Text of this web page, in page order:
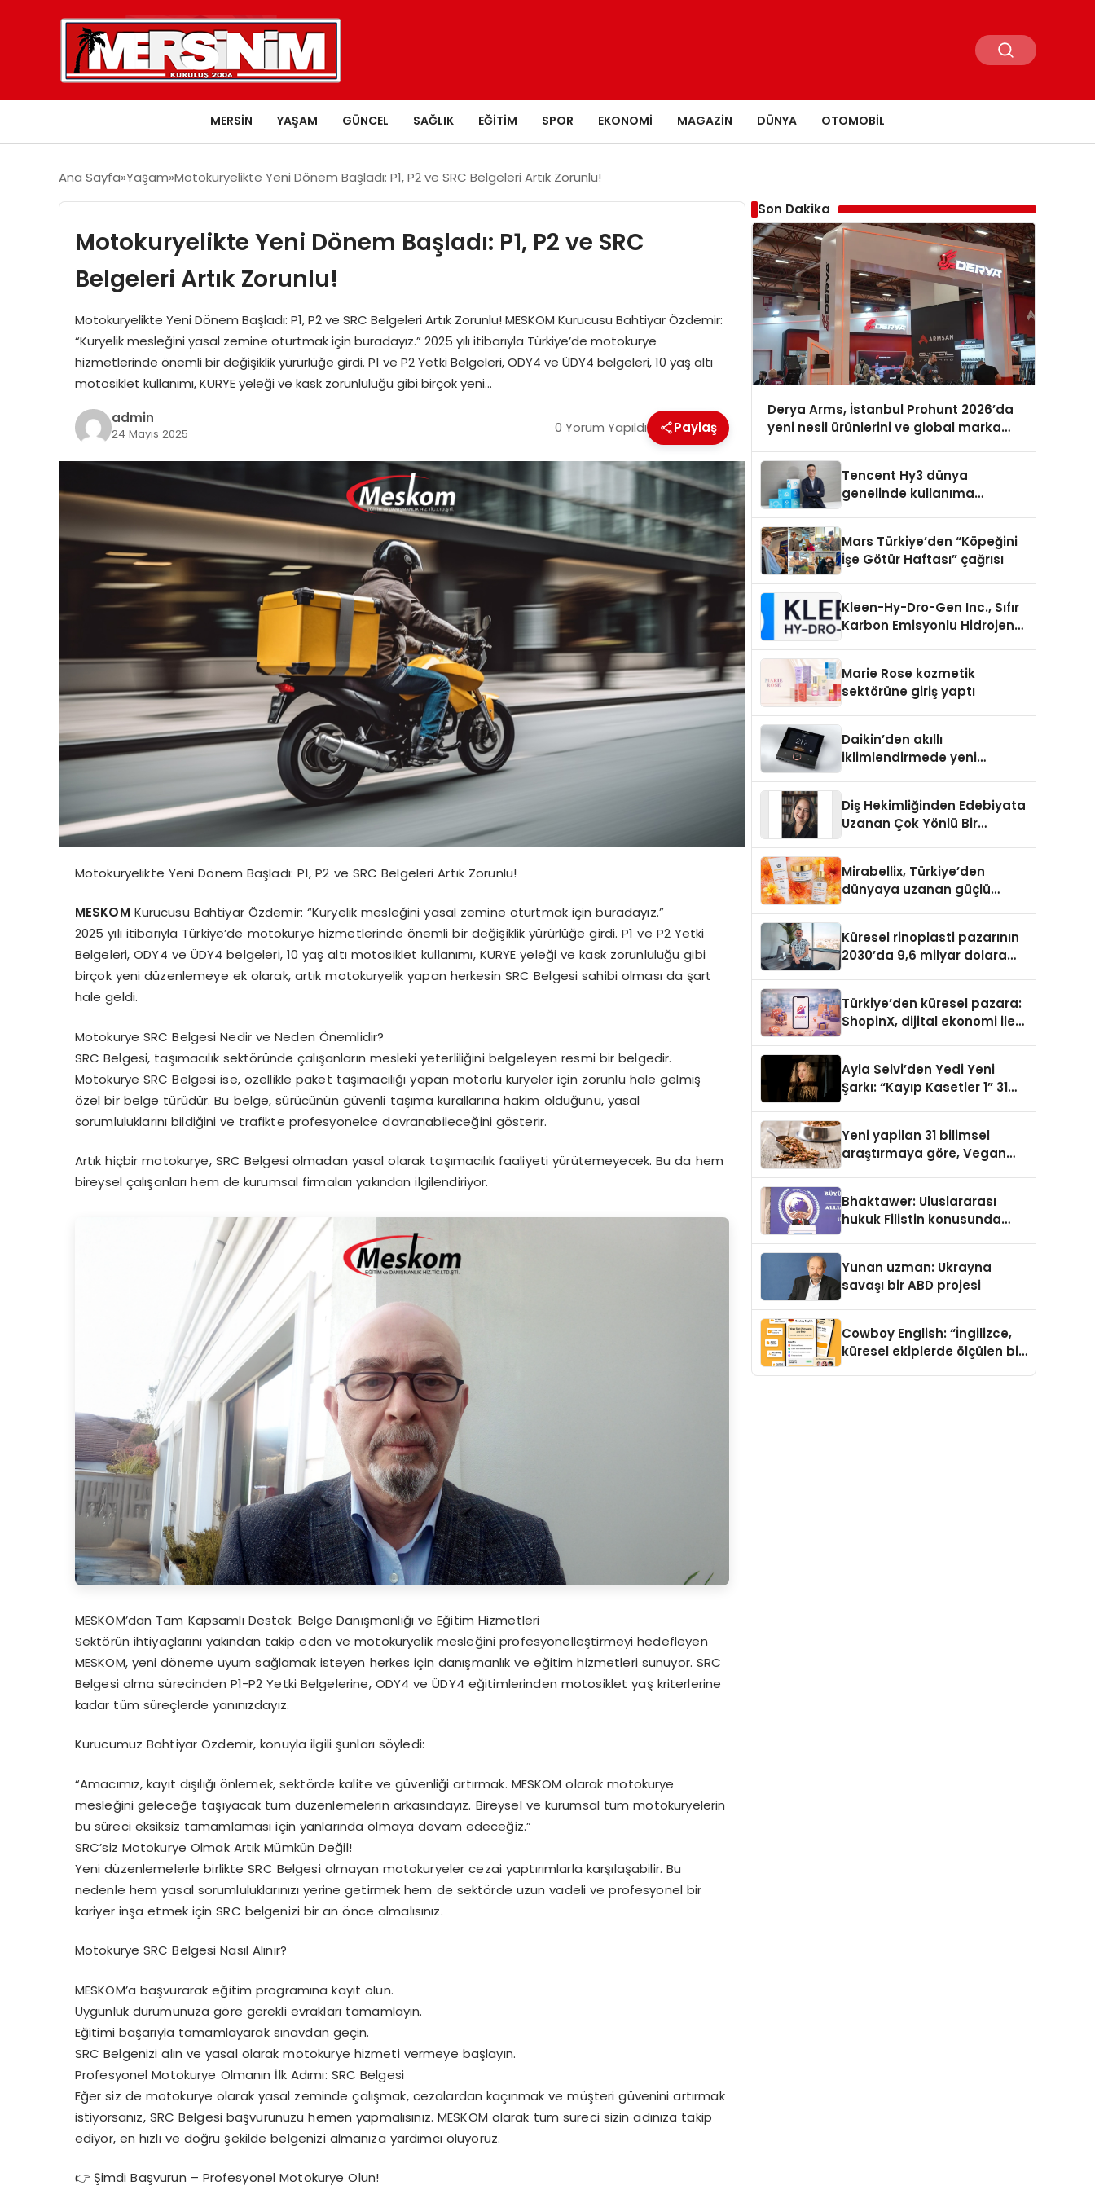
MERSIN YAŞAM GÜNCEL SAĞLIK EĞITIM SPOR EKONOMI MAGAZIN DÜNYA OTOMOBIL
Ana Sayfa Yaşam Motokuryelikte Yeni Dönem Başladı: P1, P2 ve SRC Belgeleri Artık Zorunlu!
Motokuryelikte Yeni Dönem Başladı: P1, P2 ve SRC
Belgeleri Artık Zorunlu!
Motokuryelikte Yeni Dönem Başladı: P1, P2 ve SRC Belgeleri Artık Zorunlu! MESKOM Kurucusu Bahtiyar Özdemir:
“Kuryelik mesleğini yasal zemine oturtmak için buradayız.” 2025 yılı itibarıyla Türkiye’de motokurye
hizmetlerinde önemli bir değişiklik yürürlüğe girdi. P1 ve P2 Yetki Belgeleri, ODY4 ve ÜDY4 belgeleri, 10 yaş altı
motosiklet kullanımı, KURYE yeleği ve kask zorunluluğu gibi birçok yeni…
admin
24 Mayıs 2025 0 Yorum Yapıldı Paylaş
Motokuryelikte Yeni Dönem Başladı: P1, P2 ve SRC Belgeleri Artık Zorunlu!
MESKOMKurucusu Bahtiyar Özdemir: “Kuryelik mesleğini yasal zemine oturtmak için buradayız.”
2025 yılı itibarıyla Türkiye’de motokurye hizmetlerinde önemli bir değişiklik yürürlüğe girdi. P1 ve P2 Yetki
Belgeleri, ODY4 ve ÜDY4 belgeleri, 10 yaş altı motosiklet kullanımı, KURYE yeleği ve kask zorunluluğu gibi
birçok yeni düzenlemeye ek olarak, artık motokuryelik yapan herkesin SRC Belgesi sahibi olması da şart
hale geldi.
Motokurye SRC Belgesi Nedir ve Neden Önemlidir?
SRC Belgesi, taşımacılık sektöründe çalışanların mesleki yeterliliğini belgeleyen resmi bir belgedir.
Motokurye SRC Belgesi ise, özellikle paket taşımacılığı yapan motorlu kuryeler için zorunlu hale gelmiş
özel bir belge türüdür. Bu belge, sürücünün güvenli taşıma kurallarına hakim olduğunu, yasal
sorumluluklarını bildiğini ve trafikte profesyonelce davranabileceğini gösterir.
Artık hiçbir motokurye, SRC Belgesi olmadan yasal olarak taşımacılık faaliyeti yürütemeyecek. Bu da hem
bireysel çalışanları hem de kurumsal firmaları yakından ilgilendiriyor.
MESKOM’dan Tam Kapsamlı Destek: Belge Danışmanlığı ve Eğitim Hizmetleri
Sektörün ihtiyaçlarını yakından takip eden ve motokuryelik mesleğini profesyonelleştirmeyi hedefleyen
MESKOM, yeni döneme uyum sağlamak isteyen herkes için danışmanlık ve eğitim hizmetleri sunuyor. SRC
Belgesi alma sürecinden P1-P2 Yetki Belgelerine, ODY4 ve ÜDY4 eğitimlerinden motosiklet yaş kriterlerine
kadar tüm süreçlerde yanınızdayız.
Kurucumuz Bahtiyar Özdemir, konuyla ilgili şunları söyledi:
“Amacımız, kayıt dışılığı önlemek, sektörde kalite ve güvenliği artırmak. MESKOM olarak motokurye
mesleğini geleceğe taşıyacak tüm düzenlemelerin arkasındayız. Bireysel ve kurumsal tüm motokuryelerin
bu süreci eksiksiz tamamlaması için yanlarında olmaya devam edeceğiz.”
SRC’siz Motokurye Olmak Artık Mümkün Değil!
Yeni düzenlemelerle birlikte SRC Belgesi olmayan motokuryeler cezai yaptırımlarla karşılaşabilir. Bu
nedenle hem yasal sorumluluklarınızı yerine getirmek hem de sektörde uzun vadeli ve profesyonel bir
kariyer inşa etmek için SRC belgenizi bir an önce almalısınız.
Motokurye SRC Belgesi Nasıl Alınır?
MESKOM’a başvurarak eğitim programına kayıt olun.
Uygunluk durumunuza göre gerekli evrakları tamamlayın.
Eğitimi başarıyla tamamlayarak sınavdan geçin.
SRC Belgenizi alın ve yasal olarak motokurye hizmeti vermeye başlayın.
Profesyonel Motokurye Olmanın İlk Adımı: SRC Belgesi
Eğer siz de motokurye olarak yasal zeminde çalışmak, cezalardan kaçınmak ve müşteri güvenini artırmak
istiyorsanız, SRC Belgesi başvurunuzu hemen yapmalısınız. MESKOM olarak tüm süreci sizin adınıza takip
ediyor, en hızlı ve doğru şekilde belgenizi almanıza yardımcı oluyoruz.
👉 Şimdi Başvurun – Profesyonel Motokurye Olun!
Son Dakika
Derya Arms, İstanbul Prohunt 2026’da
yeni nesil ürünlerini ve global marka
Tencent Hy3 dünya
genelinde kullanıma
Mars Türkiye’den “Köpeğini
İşe Götür Haftası” çağrısı
Kleen-Hy-Dro-Gen Inc., Sıfır
Karbon Emisyonlu Hidrojen
Aldı
Marie Rose kozmetik
sektörüne giriş yaptı
Daikin’den akıllı
iklimlendirmede yeni
Diş Hekimliğinden Edebiyata
Uzanan Çok Yönlü Bir
Mirabellix, Türkiye’den
dünyaya uzanan güçlü
Küresel rinoplasti pazarının
2030’da 9,6 milyar dolara
Türkiye’den küresel pazara:
ShopinX, dijital ekonomi ile
Ayla Selvi’den Yedi Yeni
Şarkı: “Kayıp Kasetler 1” 31
Yeni yapilan 31 bilimsel
araştırmaya göre, Vegan
Sindirildiğini Ortaya Koydu
Bhaktawer: Uluslararası
hukuk Filistin konusunda
Yunan uzman: Ukrayna
savaşı bir ABD projesi
Cowboy English: “İngilizce,
küresel ekiplerde ölçülen bir